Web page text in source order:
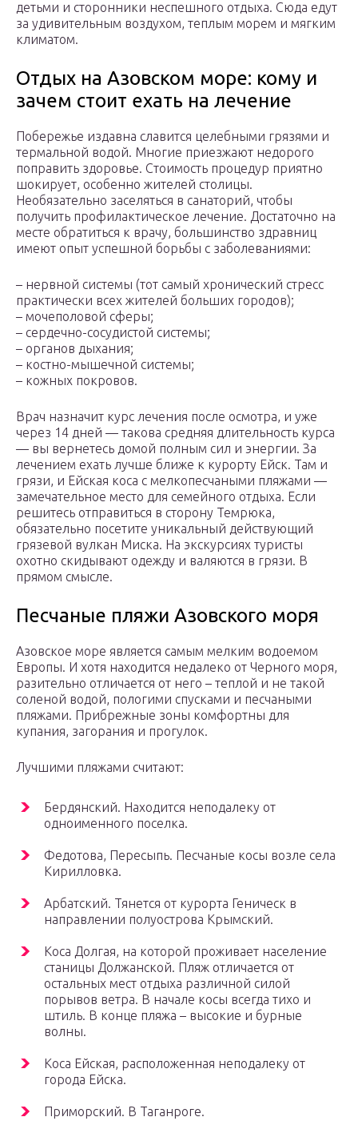
детьми и сторонники неспешного отдыха. Сюда едут
за удивительным воздухом, теплым морем и мягким
климатом.
Отдых на Азовском море: кому и
зачем стоит ехать на лечение
Побережье издавна славится целебными грязями и
термальной водой. Многие приезжают недорого
поправить здоровье. Стоимость процедур приятно
шокирует, особенно жителей столицы.
Необязательно заселяться в санаторий, чтобы
получить профилактическое лечение. Достаточно на
месте обратиться к врачу, большинство здравниц
имеют опыт успешной борьбы с заболеваниями:
– нервной системы (тот самый хронический стресс
практически всех жителей больших городов);
– мочеполовой сферы;
– сердечно-сосудистой системы;
– органов дыхания;
– костно-мышечной системы;
– кожных покровов.
Врач назначит курс лечения после осмотра, и уже
через 14 дней — такова средняя длительность курса
— вы вернетесь домой полным сил и энергии. За
лечением ехать лучше ближе к курорту Ейск. Там и
грязи, и Ейская коса с мелкопесчаными пляжами —
замечательное место для семейного отдыха. Если
решитесь отправиться в сторону Темрюка,
обязательно посетите уникальный действующий
грязевой вулкан Миска. На экскурсиях туристы
охотно скидывают одежду и валяются в грязи. В
прямом смысле.
Песчаные пляжи Азовского моря
Азовское море является самым мелким водоемом
Европы. И хотя находится недалеко от Черного моря,
разительно отличается от него – теплой и не такой
соленой водой, пологими спусками и песчаными
пляжами. Прибрежные зоны комфортны для
купания, загорания и прогулок.
Лучшими пляжами считают:
Бердянский. Находится неподалеку от
одноименного поселка.
Федотова, Пересыпь. Песчаные косы возле села
Кирилловка.
Арбатский. Тянется от курорта Геническ в
направлении полуострова Крымский.
Коса Долгая, на которой проживает население
станицы Должанской. Пляж отличается от
остальных мест отдыха различной силой
порывов ветра. В начале косы всегда тихо и
штиль. В конце пляжа – высокие и бурные
волны.
Коса Ейская, расположенная неподалеку от
города Ейска.
Приморский. В Таганроге.